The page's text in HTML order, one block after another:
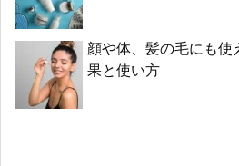
顔や体、髪の毛にも使
果と使い方